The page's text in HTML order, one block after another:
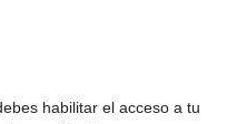
habilitar el acceso a tu